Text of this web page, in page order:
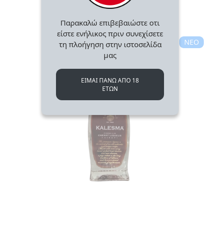
Παρακαλώ επιβεβαιώστε οτι
είστε ενήλικος πριν συνεχίσετε
τη πλοήγηση στην ιστοσελίδα
μας
ΕΙΜΑΙ ΠΑΝΩ ΑΠΟ 18
ΕΤΩΝ
ΚΟΣΜΗΜΑΤΑ
ΝΕΟ